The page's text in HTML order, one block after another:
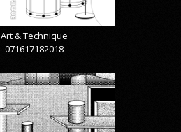
Art & Technique
071617182018